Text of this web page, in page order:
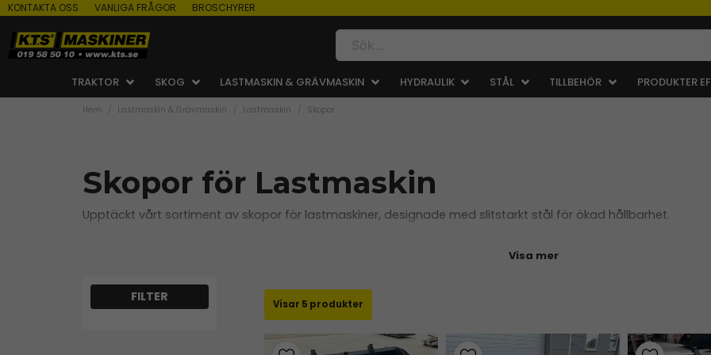
KONTAKTA OSS VANLIGA FRÅGOR BROSCHYRER
TRAKTOR SKOG LASTMASKIN & GRÄVMASKIN HYDRAULIK STÅL TILLBEHÖR PRODUKTER
Hem Lastmaskin & Grävmaskin Lastmaskin Skopor
Skopor för Lastmaskin
Upptäckt vårt sortiment av skopor för lastmaskiner, designade med slitstarkt stål för ökad hållbarhet.
Hos KTS Maskiner hittar du skopor som kombinerar hållbarhet, prestanda och funktionalitet – oavsett om
Vi anpassar fästen efter dina behov!
Visa mer
5 produkter